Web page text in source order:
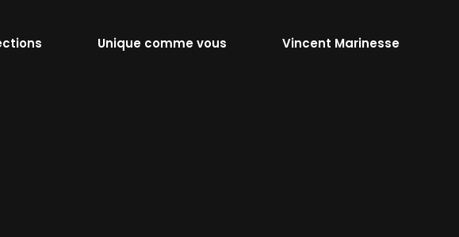
Unique comme vous Vincent Marinesse